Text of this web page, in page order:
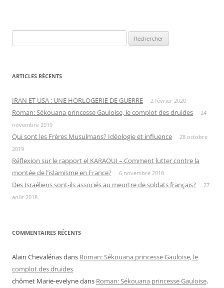
ARTICLES RÉCENTS
IRAN ET USA : UNE HORLOGERIE DE GUERRE 2 février 2020
Roman: Sékouana princesse Gauloise, le complot des druides
24
novembre 2019
Qui sont les Frères Musulmans? Idéologie et influence
28 octobre
2019
Réflexion sur le rapport el KARAOUI – Comment lutter contre la
montée de l’islamisme en France?
6 novembre 2018
Des Israéliens sont-ils associés au meurtre de soldats français?
27
août 2018
COMMENTAIRES RÉCENTS
Alain Chevalériasdans Roman: Sékouana princesse Gauloise, le
complot des druides
chômet Marie-evelynedans Roman: Sékouana princesse Gauloise,